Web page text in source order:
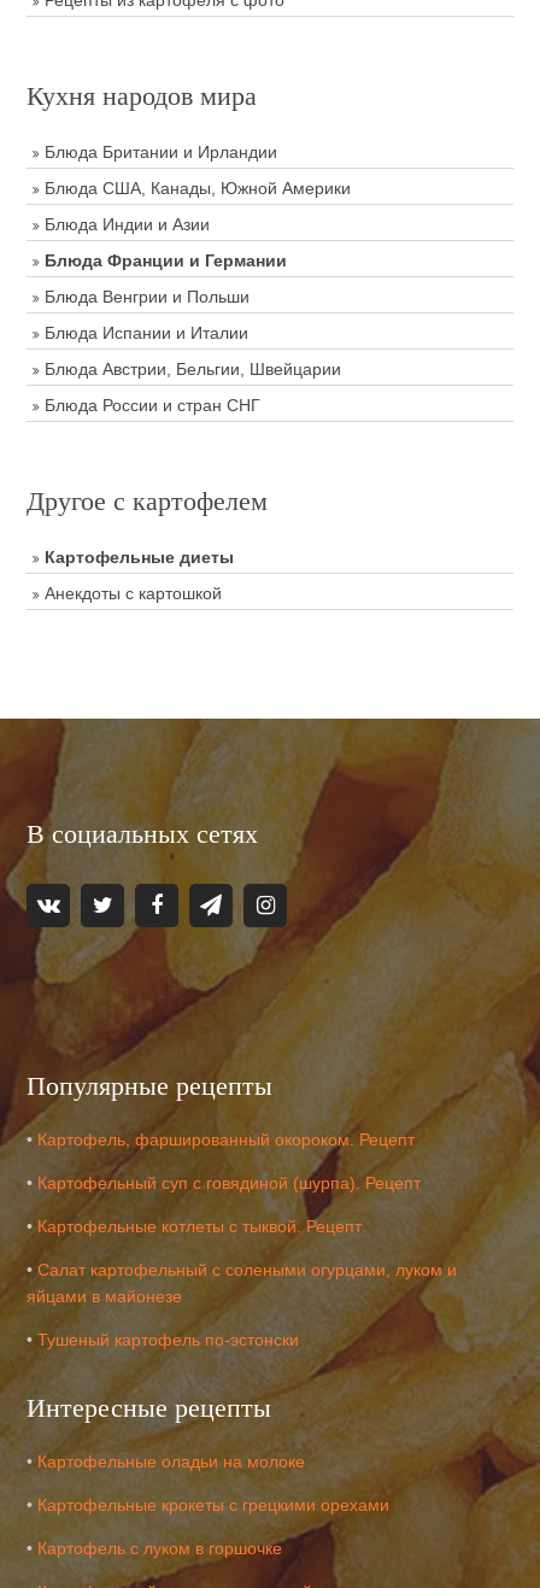
Кухня народов мира
Блюда Британии и Ирландии
Блюда США, Канады, Южной Америки
Блюда Индии и Азии
Блюда Франции и Германии
Блюда Венгрии и Польши
Блюда Испании и Италии
Блюда Австрии, Бельгии, Швейцарии
Блюда России и стран СНГ
Другое с картофелем
Картофельные диеты
Анекдоты с картошкой
В социальных сетях
Популярные рецепты
• Картофель, фаршированный окороком. Рецепт
• Картофельный суп с говядиной (шурпа). Рецепт
• Картофельные котлеты с тыквой. Рецепт
•Салат картофельный с солеными огурцами, луком и
яйцами в майонезе
•Тушеный картофель по-эстонски
Интересные рецепты
• Картофельные оладьи на молоке
• Картофельные крокеты с грецкими орехами
• Картофель с луком в горшочке